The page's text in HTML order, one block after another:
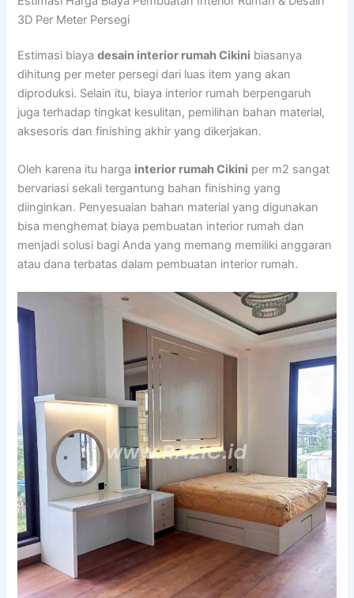
3D Per Meter Persegi
Estimasi biayadesain interior rumah Cikini biasanya
dihitung per meter persegi dari luas item yang akan
diproduksi. Selain itu, biaya interior rumah berpengaruh
juga terhadap tingkat kesulitan, pemilihan bahan material,
aksesoris dan finishing akhir yang dikerjakan.
Oleh karena itu harga interior rumah Cikini per m2 sangat
bervariasi sekali tergantung bahan finishing yang
diinginkan. Penyesuaian bahan material yang digunakan
bisa menghemat biaya pembuatan interior rumah dan
menjadi solusi bagi Anda yang memang memiliki anggaran
atau dana terbatas dalam pembuatan interior rumah.